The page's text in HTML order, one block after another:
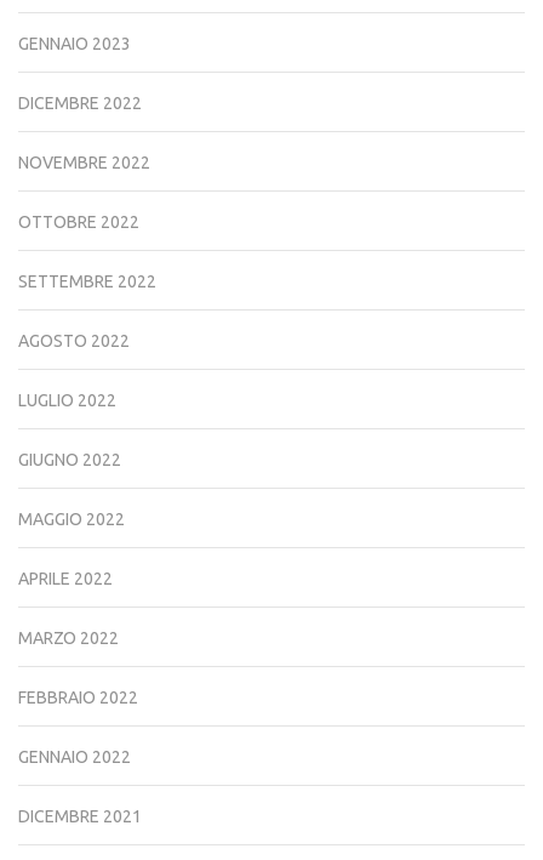
GENNAIO 2023
DICEMBRE 2022
NOVEMBRE 2022
OTTOBRE 2022
SETTEMBRE 2022
AGOSTO 2022
LUGLIO 2022
GIUGNO 2022
MAGGIO 2022
APRILE 2022
MARZO 2022
FEBBRAIO 2022
GENNAIO 2022
DICEMBRE 2021